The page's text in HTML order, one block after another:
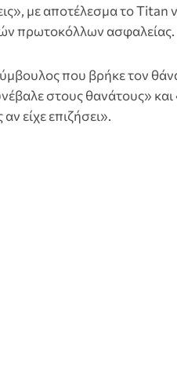
με αποτέλεσμα το Titan
πρωτοκόλλων ασφαλείας.
που βρήκε τον
στους θανάτους»
είχε επιζήσει».